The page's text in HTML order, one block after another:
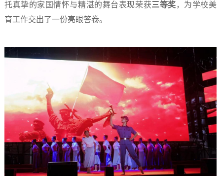
托真挚的家国情怀与精湛的舞台表现荣获三等奖 ，为学校美
育工作交出了一份亮眼答卷。